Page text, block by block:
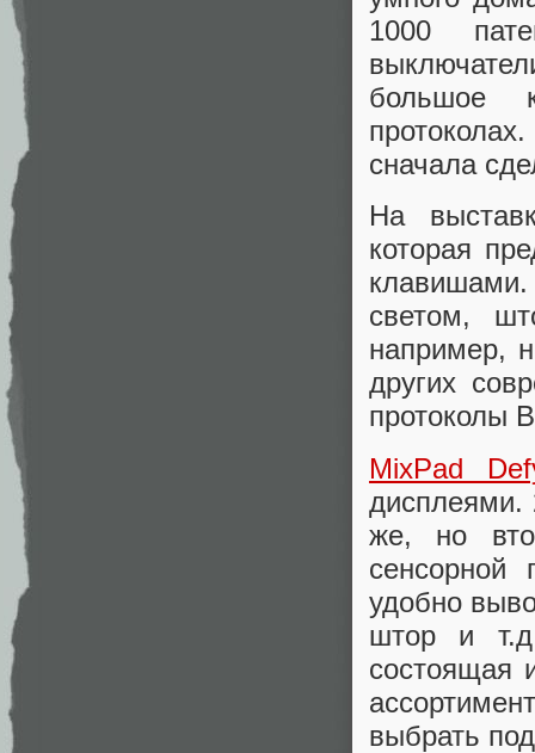
1000
большое
сначала
На
которая
клавишами.
светом,
например,
других
протоколы
MixPad
дисплеями.
же, но
удобно
штор и
состоящая
выбрать